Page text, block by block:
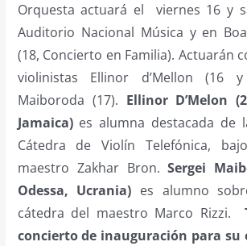
Orquesta actuará el viernes 16 y
Auditorio Nacional Música y en
(18, Concierto en Familia). Actuarán
violinistas Ellinor d’Mellon (16
Maiboroda (17). Ellinor D’Melon
Jamaica) es alumna destacada de
Cátedra de Violín Telefónica,
maestro Zakhar Bron.Sergei
Odessa, Ucrania) es alumno
cátedra del maestro Marco Rizzi.
concierto de inauguración para su